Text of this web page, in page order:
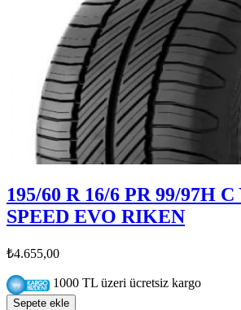
195/60 R 16/6 PR 99/97H
SPEED EVO RIKEN
₺4.655,00
1000 TL üzeri ücretsiz kargo
Sepete ekle